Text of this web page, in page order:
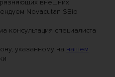
внешних
Novacutan SBio
консультация специалиста
указанному на нашем